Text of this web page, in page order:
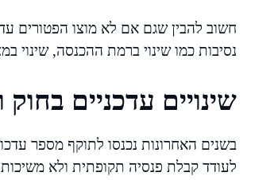
חשוב להבין שגם אם לא מוצו הפטורים
נסיבות כמו שינוי ברמת ההכנסה, שינוי
שינויים עדכניים
בשנים האחרונות נכנסו לתוקף מספר
לעודד קבלת פנסיה תקופתית ולא